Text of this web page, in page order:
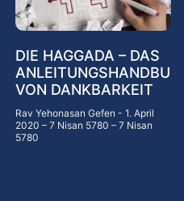
DIE HAGGADA – DAS
ANLEITUNGSHANDBUCH
VON DANKBARKEIT
Rav Yehonasan Gefen 1. April
2020 – 7 Nisan 5780 – 7 Nisan
5780